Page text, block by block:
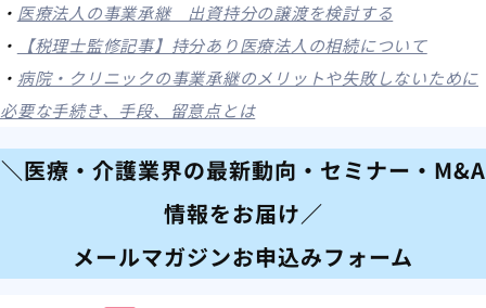
・ 医療法人の事業承継 出資持分の譲渡を検討する
・
【税理士監修記事】持分あり医療法人の相続について
・ 病院・クリニックの事業承継のメリットや失敗しないために
必要な手続き、手段、留意点とは
＼医療・介護業界の最新動向・セミナー・M&A
情報をお届け／
メールマガジンお申込みフォーム